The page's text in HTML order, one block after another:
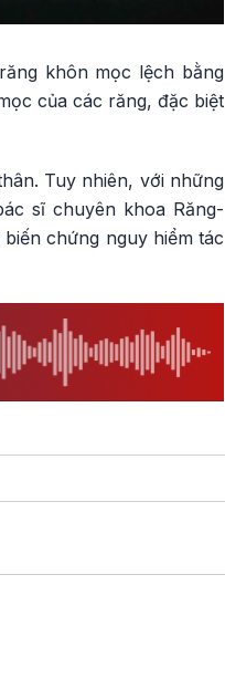
khôn mọc lệch bằng
của các răng, đặc biệt
Tuy nhiên, với những
sĩ chuyên khoa Răng-
chứng nguy hiểm tác